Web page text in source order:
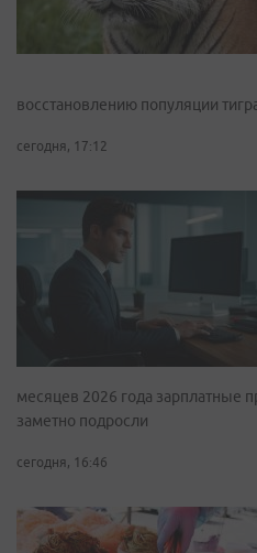
восстановлению популяции
сегодня, 17:12
месяцев 2026 года зарплатные
заметно подросли
сегодня, 16:46